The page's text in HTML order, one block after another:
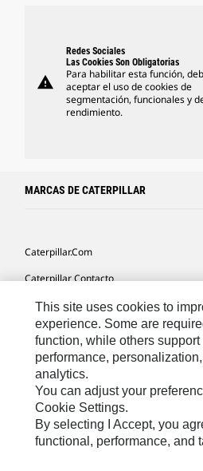
warning
Redes Sociales
Las Cookies Son Obligatorias
Para habilitar esta función,
aceptar el uso de cookies de
segmentación, funcionales y
rendimiento.
MARCAS DE CATERPILLAR
Caterpillar.com
Caterpillar Contacto
Mis Preferencias De Marketing
Site Map
Cookie Settings
Legal
Privacy
This site uses cookies to
experience. Some are
function, while others support
performance,
analytics.
You can adjust your
Cookie Settings.
By selecting I Accept, you
functional, performance, and